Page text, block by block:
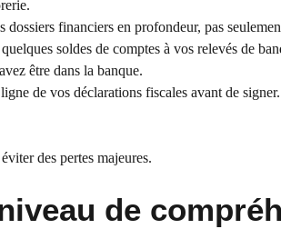
dossiers financiers en profondeur, pas
soldes de comptes à vos relevés de
être dans la banque.
de vos déclarations fiscales avant de
des pertes majeures.
de